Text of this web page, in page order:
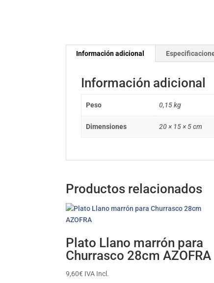
Información adicional
Información adicional
Peso 0,15 kg
Dimensiones 20 × 15 × 5 cm
Productos relacionados
Plato Llano marrón para
Churrasco 28cm AZOFRA
9,60€ IVA Incl.